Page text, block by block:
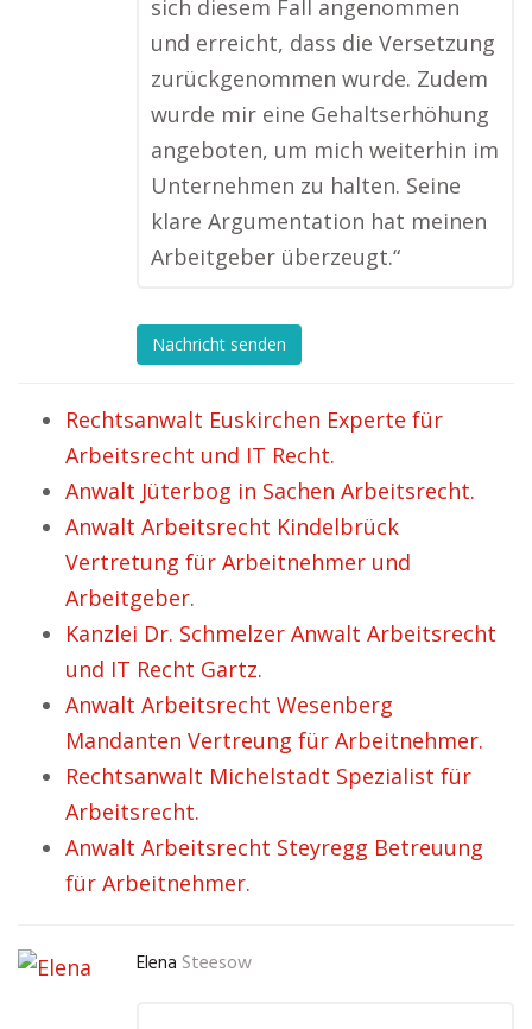
sich diesem Fall angenommen
und erreicht, dass die Versetzung
zurückgenommen wurde. Zudem
wurde mir eine Gehaltserhöhung
angeboten, um mich weiterhin im
Unternehmen zu halten. Seine
klare Argumentation hat meinen
Arbeitgeber überzeugt.“
Nachricht senden
Rechtsanwalt Euskirchen Experte für
Arbeitsrecht und IT Recht.
Anwalt Jüterbog in Sachen Arbeitsrecht.
Anwalt Arbeitsrecht Kindelbrück
Vertretung für Arbeitnehmer und
Arbeitgeber.
Kanzlei Dr. Schmelzer Anwalt Arbeitsrecht
und IT Recht Gartz.
Anwalt Arbeitsrecht Wesenberg
Mandanten Vertreung für Arbeitnehmer.
Rechtsanwalt Michelstadt Spezialist für
Arbeitsrecht.
Anwalt Arbeitsrecht Steyregg Betreuung
für Arbeitnehmer.
Elena Steesow